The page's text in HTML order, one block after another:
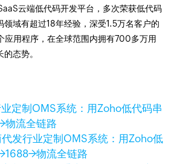
云端低代码开发平台，多次荣获低代码
领域有超过18年经验，深受1.5万名客户的
用程序，在全球范围内拥有700多万用
态势。
发行业定制OMS系统：用Zoho低
物流全链路